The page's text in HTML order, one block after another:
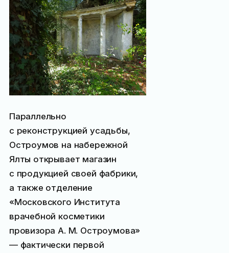
Параллельно
с реконструкцией усадьбы,
Остроумов на набережной
Ялты открывает магазин
с продукцией своей фабрики,
а также отделение
«Московского Института
врачебной косметики
провизора А. М. Остроумова»
— фактически первой